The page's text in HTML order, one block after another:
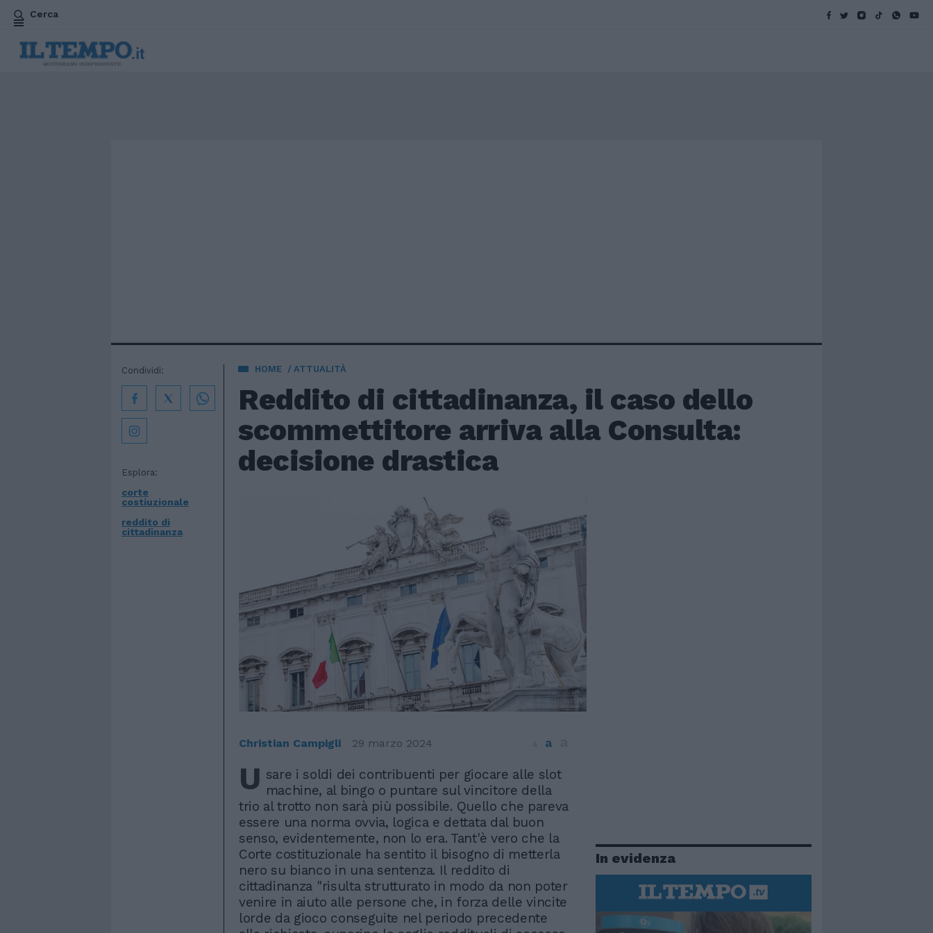
Cerca
HOME ATTUALITÀ
Reddito di cittadinanza, il caso dello
scommettitore arriva alla Consulta:
decisione drastica
Esplora:
corte
costiuzionale
reddito di
cittadinanza
Condividi:
Christian Campigli 29 marzo 2024 a
U sare i soldi dei contribuenti per giocare alle slot
machine, al bingo o puntare sul vincitore della
trio al trotto non sarà più possibile. Quello che pareva
essere una norma ovvia, logica e dettata dal buon
senso, evidentemente, non lo era. Tant'è vero che la
Corte costituzionale ha sentito il bisogno di metterla
nero su bianco in una sentenza. Il reddito di
cittadinanza "risulta strutturato in modo da non poter
venire in aiuto alle persone che, in forza delle vincite
lorde da gioco conseguite nel periodo precedente
In evidenza